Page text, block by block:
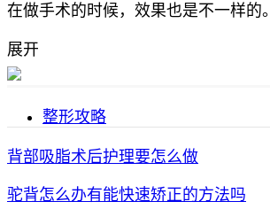
在做手术的时候，效果也是不一样的。
展开
整形攻略
背部吸脂术后护理要怎么做
驼背怎么办有能快速矫正的方法吗